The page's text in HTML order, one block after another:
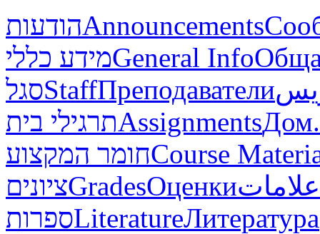
הודעותAnnouncements
מידע כלליGeneral Info
סגלStaffПреподаватели
תרגילי ביתAssignmentsДом.
חומר המקצועCourse
ציוניםGradesОценкиعلامات
ספרותLiteratureЛитература